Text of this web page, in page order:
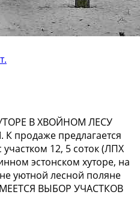
В ХВОЙНОМ ЛЕСУ
предлагается
12, 5 соток (ЛПХ
эстонском хуторе, на
уютной лесной поляне
ВЫБОР УЧАСТКОВ